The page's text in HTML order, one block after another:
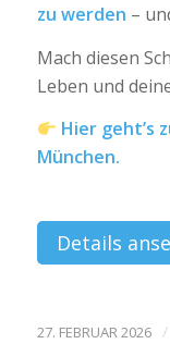
zu werden –
Mach diesen
Leben und
Hier geht’s
München.
Details
27. FEBRUAR 2026 /